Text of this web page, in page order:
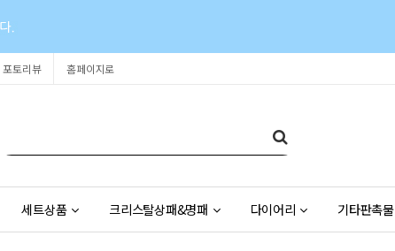
포토리뷰 홈페이지로
세트상품 크리스탈상패&명패 다이어리 기타판촉물